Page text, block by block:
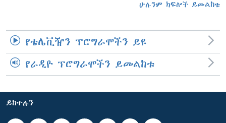
ሁሉንም ክፍሎች ይመልከቱ
የቴሌቪዥን ፕሮግራሞችን ይዩ
የራዲዮ ፕሮግራሞችን ይመልከቱ
ይከተሉን